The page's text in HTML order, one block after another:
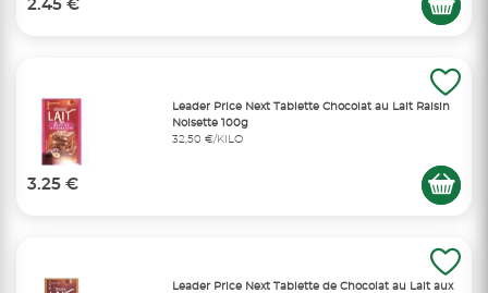
2.45 €
Leader Price Next Tablette Chocolat au Lait Raisin
Noisette 100g
32,50 €/KILO
3.25 €
Leader Price Next Tablette de Chocolat au Lait aux